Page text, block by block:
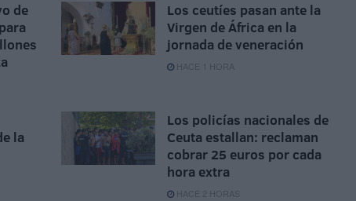
de
Los ceutíes pasan ante la
Virgen de África en la
jornada de veneración
HACE 1 HORA
la
Los policías nacionales de
Ceuta estallan: reclaman
cobrar 25 euros por cada
hora extra
HACE 2 HORAS